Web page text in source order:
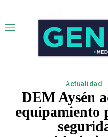
Actualidad
DEM Aysén
equipamiento